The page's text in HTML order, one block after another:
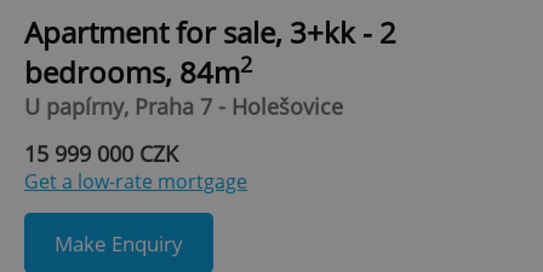
Apartment for sale, 3+kk - 2
bedrooms, 84m2
U papírny, Praha 7 - Holešovice
15 999 000 CZK
Get a low-rate mortgage
Make Enquiry